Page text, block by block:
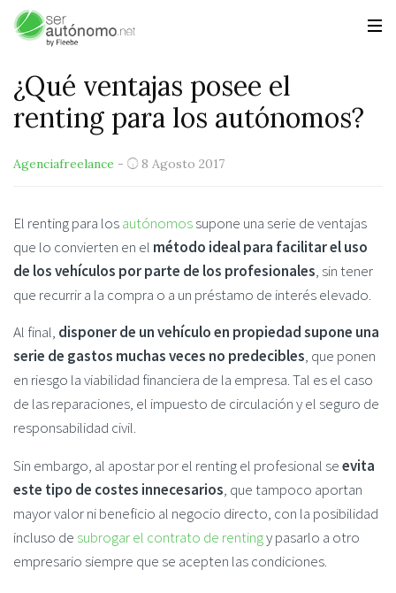
¿Qué ventajas posee el
renting para los autónomos?
Agenciafreelance - 8 Agosto 2017
El renting para losautónomossupone una serie de ventajas
que lo convierten en el método ideal para facilitar el uso
de los vehículos por parte de los profesionales, sin tener
que recurrir a la compra o a un préstamo de interés elevado.
Al final, disponer de un vehículo en propiedad supone una
serie de gastos muchas veces no predecibles, que ponen
en riesgo la viabilidad financiera de la empresa. Tal es el caso
de las reparaciones, el impuesto de circulación y el seguro de
responsabilidad civil.
Sin embargo, al apostar por el renting el profesional seevita
este tipo de costes innecesarios, que tampoco aportan
mayor valor ni beneficio al negocio directo, con la posibilidad
incluso de subrogar el contrato de rentingy pasarlo a otro
empresario siempre que se acepten las condiciones.